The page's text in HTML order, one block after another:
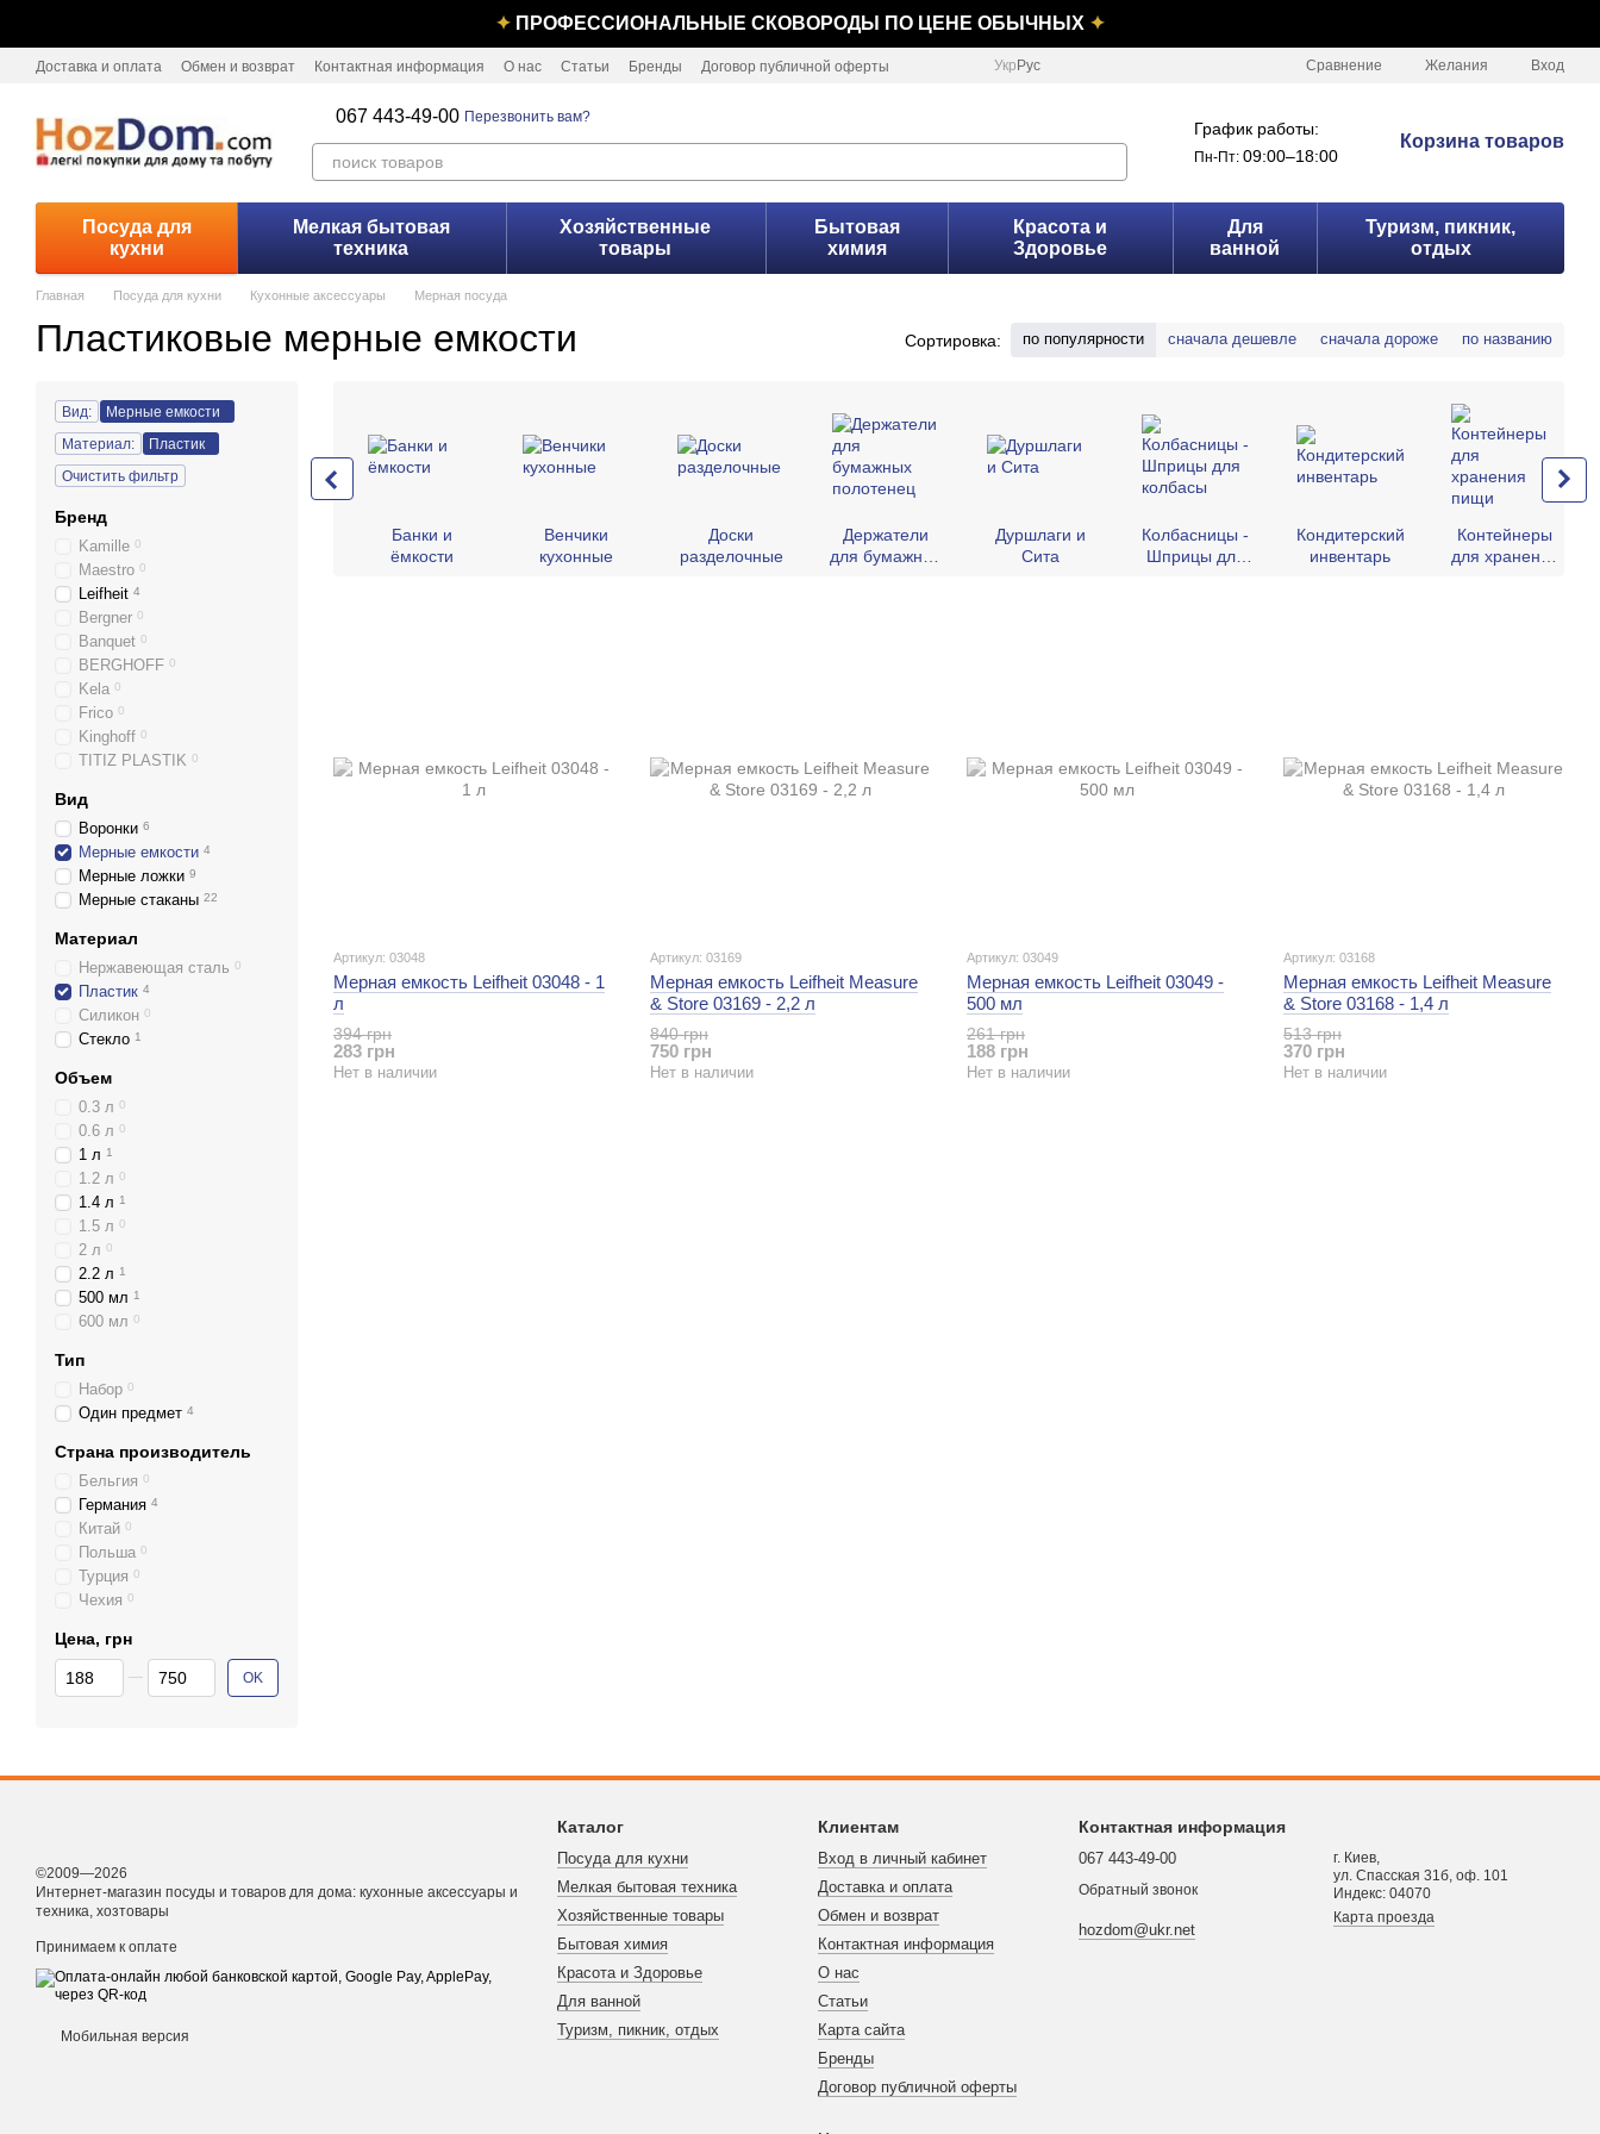
✦ ПРОФЕССИОНАЛЬНЫЕ СКОВОРОДЫ ПО ЦЕНЕ ОБЫЧНЫХ ✦
Доставка и оплата Обмен и возврат Контактная информация О нас Статьи Бренды Договор публичной оферты Укр Рус Сравнение Желания Вход
067 443-49-00 Перезвонить вам?
График работы:
Пн-Пт: 09:00–18:00
Корзина товаров
Посуда для
кухни
Мелкая бытовая
техника
Хозяйственные
товары
Бытовая
химия
Красота и
Здоровье
Для
ванной
Туризм, пикник,
отдых
Главная Посуда для кухни Кухонные аксессуары Мерная посуда
Пластиковые мерные емкости Сортировка: по популярности сначала дешевле сначала дороже по названию
Банки и
ёмкости
Венчики
кухонные
Доски
разделочные
Держатели
для бумажных
Дуршлаги и
Сита
Колбасницы -
Шприцы для
Кондитерский
инвентарь
Контейнеры
для хранения
Артикул: 03048
Мерная емкость Leifheit 03048 - 1
л
394 грн
283 грн
Нет в наличии
Артикул: 03169
Мерная емкость Leifheit Measure
& Store 03169 - 2,2 л
840 грн
750 грн
Нет в наличии
Артикул: 03049
Мерная емкость Leifheit 03049 -
500 мл
261 грн
188 грн
Нет в наличии
Артикул: 03168
Мерная емкость Leifheit Measure
& Store 03168 - 1,4 л
513 грн
370 грн
Нет в наличии
Вид:
Мерные емкости
Материал:
Пластик
Очистить фильтр
Бренд
Kamille 0
Maestro 0
Leifheit 4
Bergner 0
Banquet 0
BERGHOFF 0
Kela 0
Frico 0
Kinghoff 0
TITIZ PLASTIK 0
Вид
Воронки 6
Мерные емкости 4
Мерные ложки 9
Мерные стаканы 22
Материал
Нержавеющая сталь 0
Пластик 4
Силикон 0
Стекло 1
Объем
0.3 л 0
0.6 л 0
1 л 1
1.2 л 0
1.4 л 1
1.5 л 0
2 л 0
2.2 л 1
500 мл 1
600 мл 0
Тип
Набор 0
Один предмет 4
Страна производитель
Бельгия 0
Германия 4
Китай 0
Польша 0
Турция 0
Чехия 0
Цена, грн
От Цена, грн
До Цена, грн OK
©2009—2026
Интернет-магазин посуды и товаров для дома: кухонные аксессуары и
техника, хозтовары
Принимаем к оплате
Мобильная версия
Каталог
Посуда для кухни
Мелкая бытовая техника
Хозяйственные товары
Бытовая химия
Красота и Здоровье
Для ванной
Туризм, пикник, отдых
Клиентам
Вход в личный кабинет
Доставка и оплата
Обмен и возврат
Контактная информация
О нас
Статьи
Карта сайта
Бренды
Договор публичной оферты
Контактная информация
067 443-49-00
Обратный звонок
hozdom@ukr.net
г. Киев,
ул. Спасская 31б, оф. 101
Индекс: 04070
Карта проезда